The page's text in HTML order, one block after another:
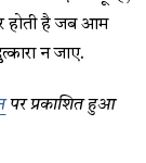
होती है जब आम
न जाए.
पर प्रकाशित हुआ